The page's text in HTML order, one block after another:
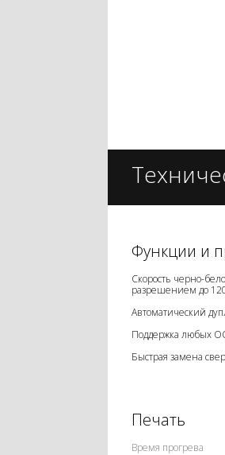
Функции и
Скорость черно-
разрешением до
Автоматический
Поддержка любых
Быстрая замена
Печать
Время прогрева